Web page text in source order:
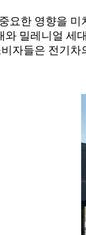
요한 영향을
밀레니얼 세
자들은 전기